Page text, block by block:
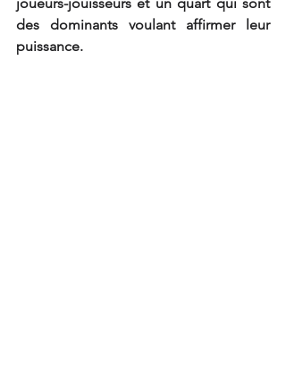
des dominants voulant affirmer leur
puissance.